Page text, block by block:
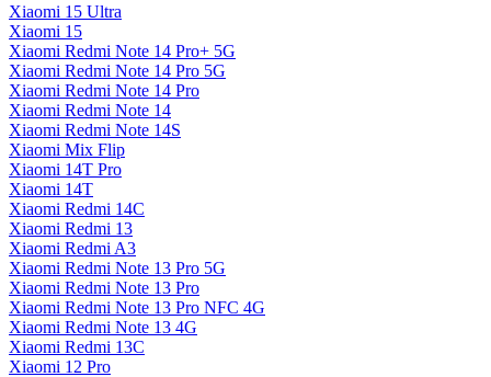
Xiaomi 15 Ultra
Xiaomi 15
Xiaomi Redmi Note 14 Pro+ 5G
Xiaomi Redmi Note 14 Pro 5G
Xiaomi Redmi Note 14 Pro
Xiaomi Redmi Note 14
Xiaomi Redmi Note 14S
Xiaomi Mix Flip
Xiaomi 14T Pro
Xiaomi 14T
Xiaomi Redmi 14C
Xiaomi Redmi 13
Xiaomi Redmi A3
Xiaomi Redmi Note 13 Pro 5G
Xiaomi Redmi Note 13 Pro
Xiaomi Redmi Note 13 Pro NFC 4G
Xiaomi Redmi Note 13 4G
Xiaomi Redmi 13C
Xiaomi 12 Pro